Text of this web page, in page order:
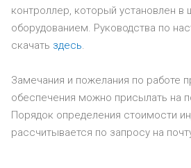
контроллер, который установлен в
оборудованием. Руководства по
скачать здесь.
Замечания и пожелания по работе
обеспечения можно присылать на
Порядок определения стоимости
рассчитывается по запросу на